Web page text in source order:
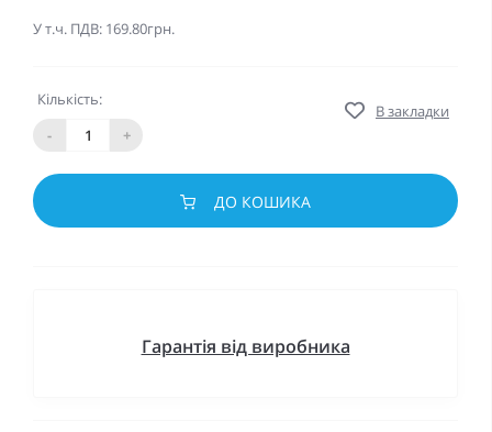
У т.ч. ПДВ: 169.80грн.
Кількість:
-
+
В закладки
ДО КОШИКА
Гарантія від виробника